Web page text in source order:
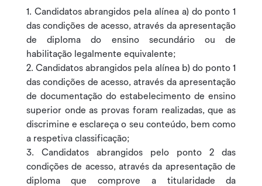
Candidatos abrangidos pela alínea a) do ponto 1
das condições de acesso, através da apresentação
de diploma do ensino secundário ou de
habilitação legalmente equivalente;
Candidatos abrangidos pela alínea b) do ponto 1
das condições de acesso, através da apresentação
de documentação do estabelecimento de ensino
superior onde as provas foram realizadas, que as
discrimine e esclareça o seu conteúdo, bem como
a respetiva classificação;
Candidatos abrangidos pelo ponto 2 das
condições de acesso, através da apresentação de
diploma que comprove a titularidade da